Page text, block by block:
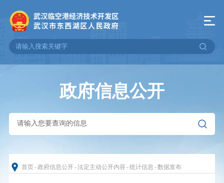
政府信息公开
首页-政府信息公开-法定主动公开内容 -统计信息 -数据发布